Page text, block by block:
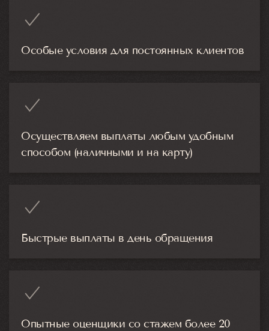
Особые условия для постоянных клиентов
Осуществляем выплаты любым удобным
способом (наличными и на карту)
Быстрые выплаты в день обращения
Опытные оценщики со стажем более 20